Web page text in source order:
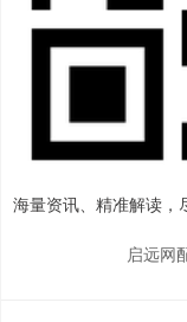
海量资讯、精准解读，
启远网